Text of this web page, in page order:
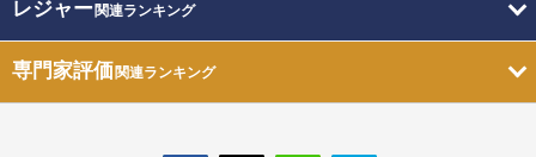
レジャー関連ランキング
専門家評価関連ランキング